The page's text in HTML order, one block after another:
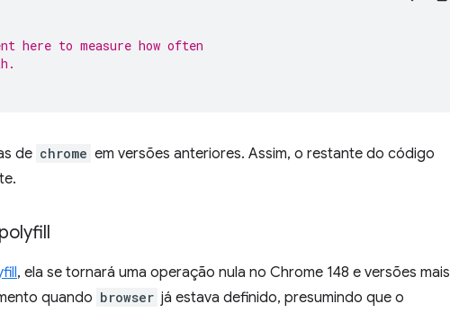
here to measure how often
de chrome em versões anteriores. Assim, o restante do código
, ela se tornará uma operação nula no Chrome 148 e versões mais
quando browser já estava definido, presumindo que o